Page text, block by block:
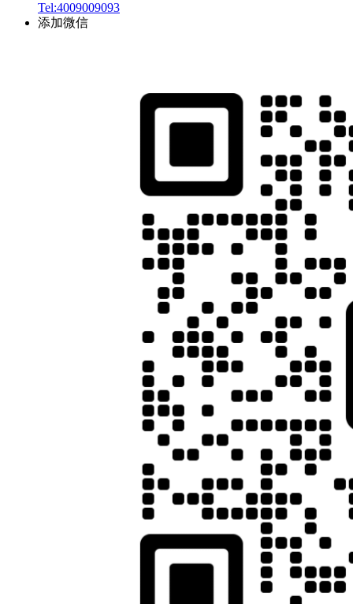
Tel:4009009093
添加微信